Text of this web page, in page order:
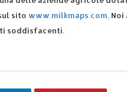
sito www.milkmaps.com .
soddisfacenti.